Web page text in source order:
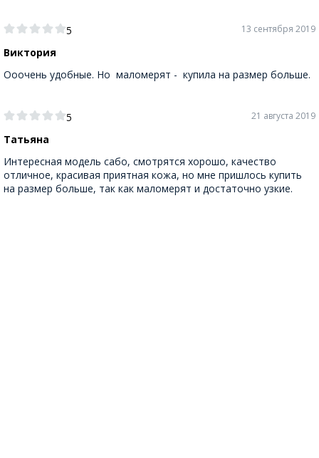
5
Виктория
13 сентября 2019
Ооочень удобные. Но маломерят - купила на размер больше.
5
Татьяна
21 августа 2019
Интересная модель сабо, смотрятся хорошо, качество
отличное, красивая приятная кожа, но мне пришлось купить
на размер больше, так как маломерят и достаточно узкие.